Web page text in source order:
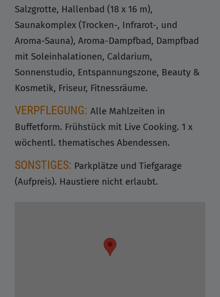
Salzgrotte, Hallenbad (18 x 16 m),
Saunakomplex (Trocken-, Infrarot-, und
Aroma-Sauna), Aroma-Dampfbad, Dampfbad
mit Soleinhalationen, Caldarium,
Sonnenstudio, Entspannungszone, Beauty &
Kosmetik, Friseur, Fitnessräume.
VERPFLEGUNG: Alle Mahlzeiten in
Buffetform. Frühstück mit Live Cooking. 1 x
wöchentl. thematisches Abendessen.
SONSTIGES: Parkplätze und Tiefgarage
(Aufpreis). Haustiere nicht erlaubt.